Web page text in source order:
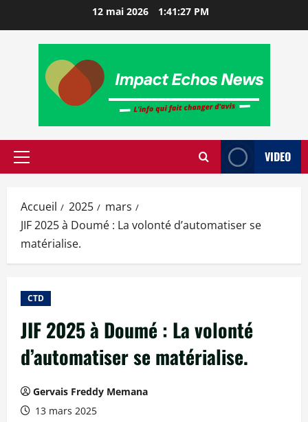
12 mai 2026 1:41:28 PM
VIDEO
Accueil 2025
mars
JIF 2025 à Doumé : La volonté d’automatiser se
matérialise.
CTD
JIF 2025 à Doumé : La volonté
d’automatiser se matérialise.
Gervais Freddy Memana
13 mars 2025